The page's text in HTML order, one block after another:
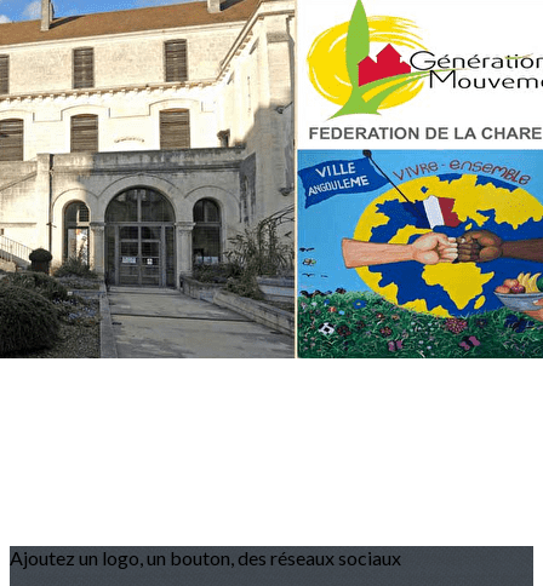
Exporter les lignes sélectionnées
Exporter toutes les colonnes
Exporter uniquement les colonnes affichées
Menu
?>
Images de la page d'accueil
Cliquez pour éditer
Ajoutez un logo, un bouton, des réseaux sociaux